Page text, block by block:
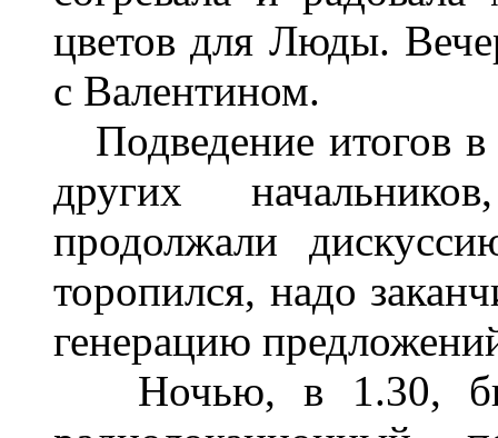
цветов для Люды.
с Валентином.
Подведение итогов
других
продолжали
торопился, надо
генерацию
Ночью, в 1.30,